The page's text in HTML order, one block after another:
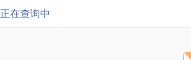
正在查询中